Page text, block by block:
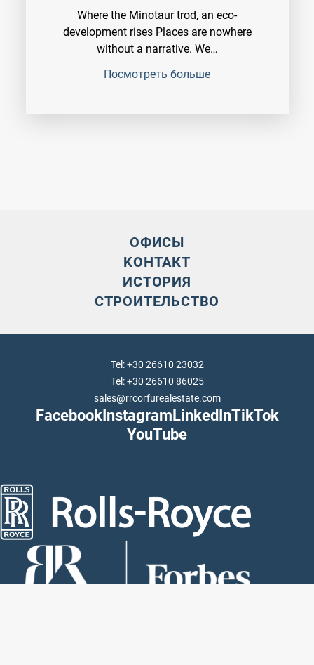
Where the Minotaur trod, an eco-
development rises Places are nowhere
without a narrative. We…
Посмотреть больше
ОФИСЫ
KОНТАКТ
ИСТОРИЯ
СТРОИТЕЛЬСТВО
Tel: +30 26610 23032
Tel: +30 26610 86025
sales@rrcorfurealestate.com
FacebookInstagramLinkedInTikTok
YouTube